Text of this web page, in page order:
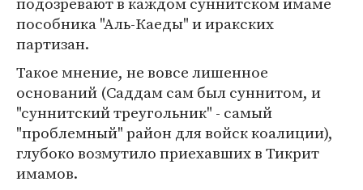
пособника "Аль-Каеды" и иракских
партизан.
Такое мнение, не вовсе лишенное
оснований (Саддам сам был суннитом, и
"суннитский треугольник" - самый
"проблемный" район для войск коалиции),
глубоко возмутило приехавших в Тикрит
имамов.